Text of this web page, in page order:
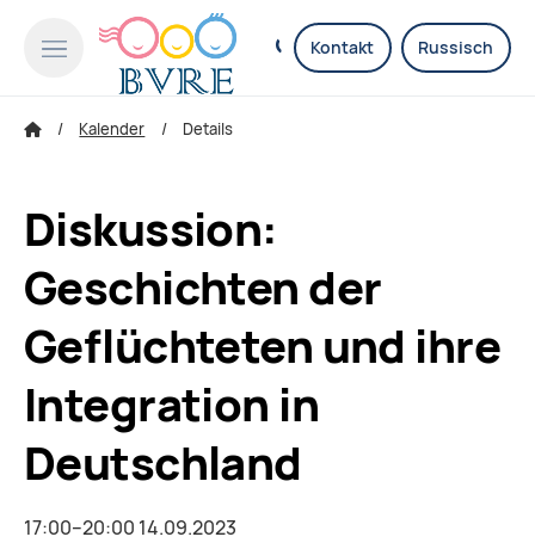
Kontakt Russisch
Kalender Details
Diskussion:
Geschichten der
Geflüchteten und ihre
Integration in
Deutschland
17:00–20:00 14.09.2023